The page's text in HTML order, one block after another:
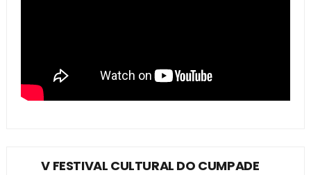
V FESTIVAL CULTURAL DO CUMPADE